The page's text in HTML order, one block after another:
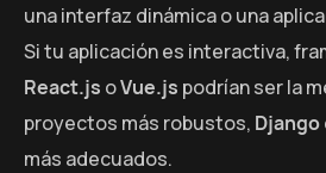
una interfaz dinámica o una
Si tu aplicación es interactiva,
React.js oVue.js podrían ser la
proyectos más robustos, Django
más adecuados.